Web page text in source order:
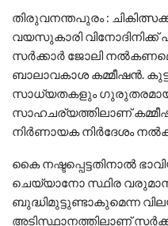
തിരുവനന്തപുരം :
വയസുകാരി
സര്‍ക്കാര്‍ ജോലി
ബാലാവകാശ കമ്മീഷന്‍.
സാധ്യതകളും ഗുരുതരമായി
സാഹചര്യത്തിലാണ്
നിര്‍ണായക നിര്‍ദേശം
കൈ നഷ്ടപ്പെട്ടതിനാല്‍
ചെയ്യാനോ സ്ഥിര
ബുദ്ധിമുട്ടുണ്ടാകുമെന്ന
അടിസ്ഥാനത്തിലാണ്